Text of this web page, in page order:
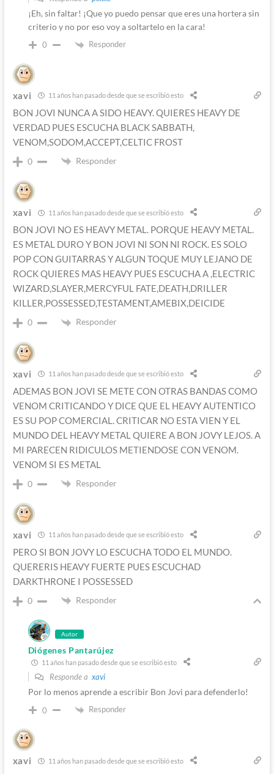
¡Eh, sin faltar! ¡Que yo puedo pensar que eres una hortera sin
criterio y no por eso voy a soltartelo en la cara!
0 Responder
xavi 11 años han pasado desde que se escribió esto
BON JOVI NUNCA A SIDO HEAVY. QUIERES HEAVY DE
VERDAD PUES ESCUCHA BLACK SABBATH,
VENOM,SODOM,ACCEPT,CELTIC FROST
0 Responder
xavi 11 años han pasado desde que se escribió esto
BON JOVI NO ES HEAVY METAL. PORQUE HEAVY METAL.
ES METAL DURO Y BON JOVI NI SON NI ROCK. ES SOLO
POP CON GUITARRAS Y ALGUN TOQUE MUY LEJANO DE
ROCK QUIERES MAS HEAVY PUES ESCUCHA A ,ELECTRIC
WIZARD,SLAYER,MERCYFUL FATE,DEATH,DRILLER
KILLER,POSSESSED,TESTAMENT,AMEBIX,DEICIDE
0 Responder
xavi 11 años han pasado desde que se escribió esto
ADEMAS BON JOVI SE METE CON OTRAS BANDAS COMO
VENOM CRITICANDO Y DICE QUE EL HEAVY AUTENTICO
ES SU POP COMERCIAL. CRITICAR NO ESTA VIEN Y EL
MUNDO DEL HEAVY METAL QUIERE A BON JOVY LEJOS. A
MI PARECEN RIDICULOS METIENDOSE CON VENOM.
VENOM SI ES METAL
0 Responder
xavi 11 años han pasado desde que se escribió esto
PERO SI BON JOVY LO ESCUCHA TODO EL MUNDO.
QUERERIS HEAVY FUERTE PUES ESCUCHAD
DARKTHRONE I POSSESSED
0 Responder
Autor
Diógenes Pantarújez
11 años han pasado desde que se escribió esto
Responde a xavi
Por lo menos aprende a escribir Bon Jovi para defenderlo!
0 Responder
xavi 11 años han pasado desde que se escribió esto